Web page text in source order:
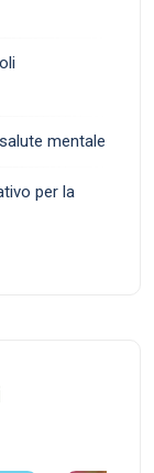
mentale
per la